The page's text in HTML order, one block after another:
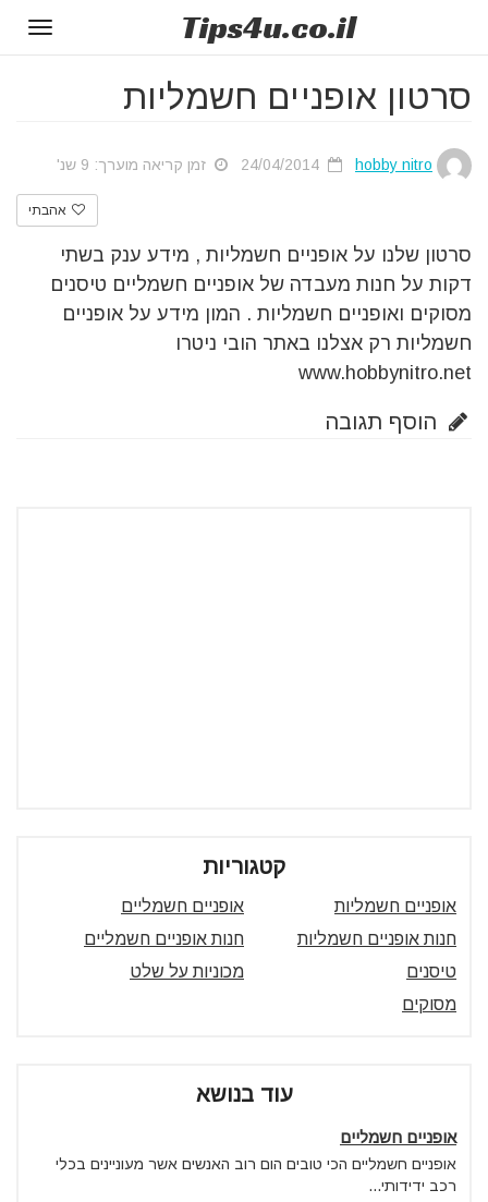
Tips4u.co.il
סרטון אופניים חשמליות
hobby nitro זמן קריאה מוערך: 9 שנ'
אהבתי
סרטון שלנו על אופניים חשמליות , מידע ענק בשתי
דקות על חנות מעבדה של אופניים חשמליים טיסנים
מסוקים ואופניים חשמליות . המון מידע על אופניים
חשמליות רק אצלנו באתר הובי ניטרו
www.hobbynitro.net
הוסף תגובה
קטגוריות
אופניים חשמליות
אופניים חשמליים
חנות אופניים חשמליות
חנות אופניים חשמליים
טיסנים
מכוניות על שלט
מסוקים
עוד בנושא
אופניים חשמליים
אופניים חשמליים הכי טובים הום רוב האנשים אשר מעוניינים בכלי
רכב ידידותי...